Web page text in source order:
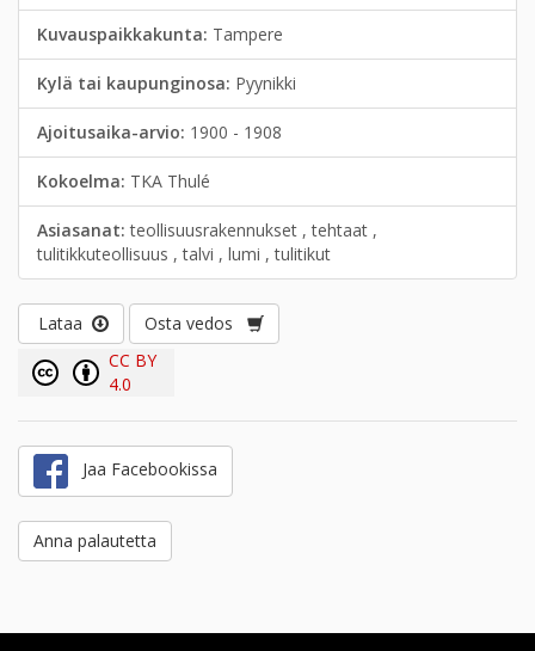
Kuvauspaikkakunta: Tampere
Kylä tai kaupunginosa: Pyynikki
Ajoitusaika-arvio: 1900 - 1908
Kokoelma: TKA Thulé
Asiasanat:teollisuusrakennukset , tehtaat ,
tulitikkuteollisuus , talvi , lumi , tulitikut
Lataa
Osta vedos
CC BY
4.0
Jaa Facebookissa
Anna palautetta